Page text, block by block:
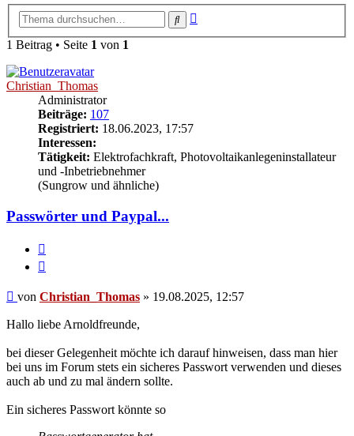
Suche
1 Beitrag • Seite 1 von 1
Christian_Thomas
Administrator
Beiträge: 107
Registriert: 18.06.2023, 17:57
Interessen:
Tätigkeit: Elektrofachkraft, Photovoltaikanlegeninstallateur
und -Inbetriebnehmer
(Sungrow und ähnliche)
Passwörter und Paypal...
Beitrag
von Christian_Thomas » 19.08.2025, 12:57
Hallo liebe Arnoldfreunde,
bei dieser Gelegenheit möchte ich darauf hinweisen, dass man hier
bei uns im Forum stets ein sicheres Passwort verwenden und dieses
auch ab und zu mal ändern sollte.
Ein sicheres Passwort könnte so